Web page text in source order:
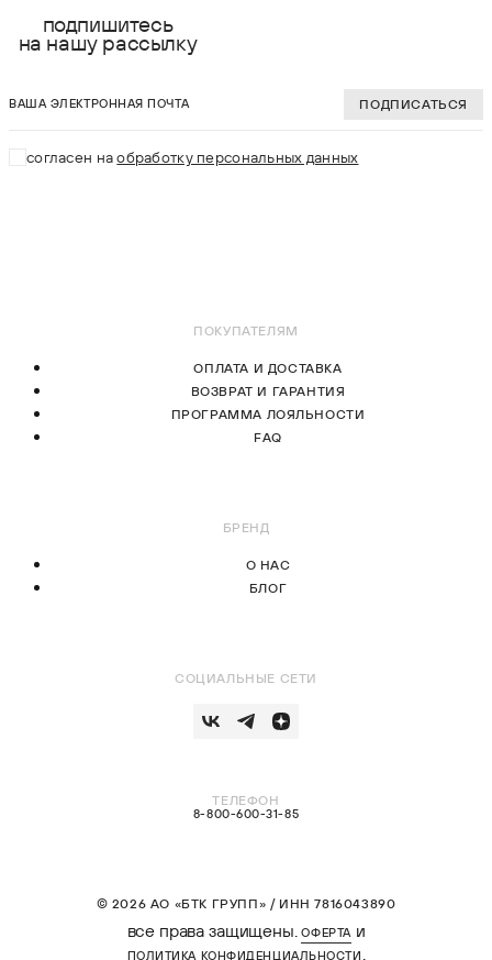
XS
подпишитесь
на нашу рассылку
ПОДПИСАТЬСЯ
согласен наобработку персональных данных
СОЦИАЛЬНЫЕ СЕТИ
ТЕЛЕФОН
8-800-600-31-85
ПОКУПАТЕЛЯМ
ОПЛАТА И ДОСТАВКА
ВОЗВРАТ И ГАРАНТИЯ
ПРОГРАММА ЛОЯЛЬНОСТИ
FAQ
БРЕНД
О НАС
БЛОГ
© 2026 АО «БТК ГРУПП» / ИНН 7816043890
все права защищены.ОФЕРТА и
ПОЛИТИКА КОНФИДЕНЦИАЛЬНОСТИ